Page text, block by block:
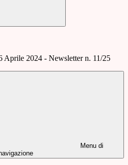
Aprile 2024 - Newsletter n. 11/25
Menu di